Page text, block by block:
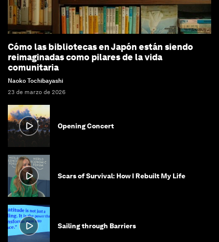
Cómo las bibliotecas en Japón están siendo
reimaginadas como pilares de la vida
comunitaria
Naoko Tochibayashi
23 de marzo de 2026
Opening Concert
Scars of Survival: How I Rebuilt My Life
Sailing through Barriers